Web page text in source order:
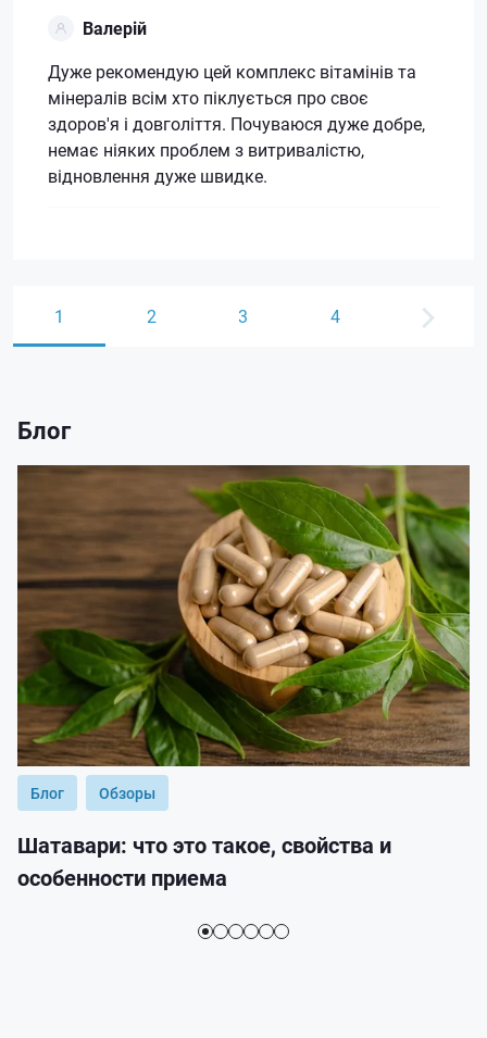
Валерій
Дуже рекомендую цей комплекс вітамінів та
мінералів всім хто піклується про своє
здоров'я і довголіття. Почуваюся дуже добре,
немає ніяких проблем з витривалістю,
відновлення дуже швидке.
1 2 3 4
Блог
Блог Обзоры
Шатавари: что это такое, свойства и
особенности приема